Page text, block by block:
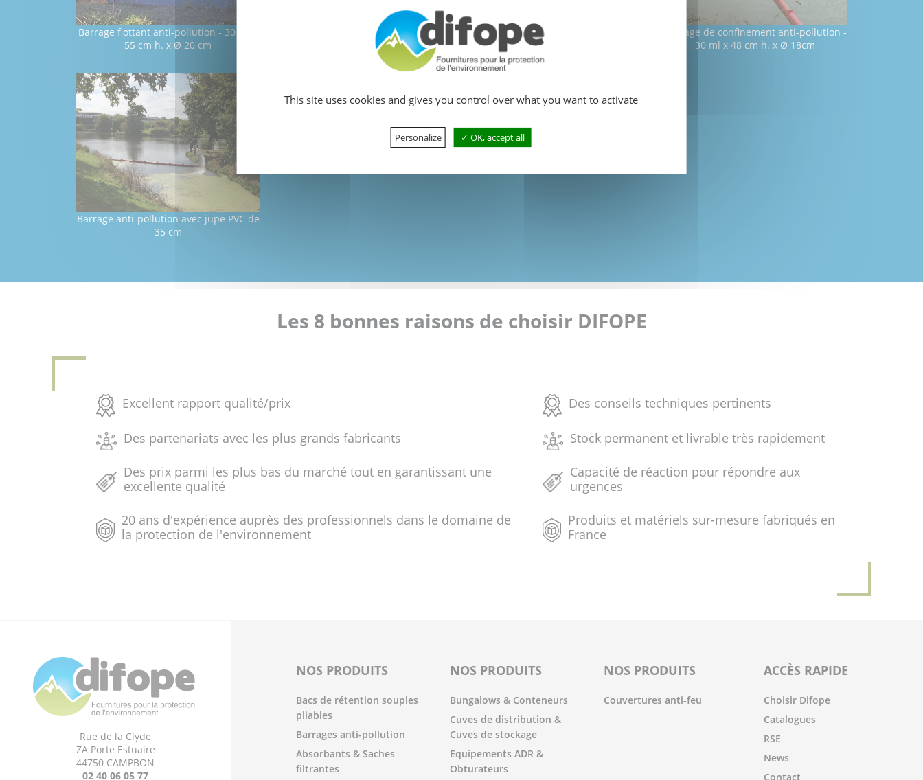
Barrage flottant anti-pollution - 30 ml x
55 cm h. x Ø 20 cm
Barrage de confinement anti-pollution -
15 ml x 48 cm h. x Ø 18cm
Ance de fixation pour le barrage flottant
anti-pollution BARC 3045R
Barrage de confinement anti-pollution -
30 ml x 48 cm h. x Ø 18cm
Barrage anti-pollution avec jupe PVC de
35 cm
Les 8 bonnes raisons de choisir DIFOPE
Excellent rapport qualité/prix
Des partenariats avec les plus grands fabricants
Des prix parmi les plus bas du marché tout en garantissant une
excellente qualité
20 ans d'expérience auprès des professionnels dans le domaine de
la protection de l'environnement
Des conseils techniques pertinents
Stock permanent et livrable très rapidement
Capacité de réaction pour répondre aux
urgences
Produits et matériels sur-mesure fabriqués en
France
Rue de la Clyde
ZA Porte Estuaire
44750 CAMPBON
02 40 06 05 77
NOS PRODUITS
Bacs de rétention souples
pliables
Barrages anti-pollution
Absorbants & Saches
filtrantes
NOS PRODUITS
Bungalows & Conteneurs
Cuves de distribution &
Cuves de stockage
Equipements ADR &
Obturateurs
NOS PRODUITS
Couvertures anti-feu
ACCÈS RAPIDE
Choisir Difope
Catalogues
RSE
News
Contact
This site uses cookies and gives you control over what you want to activate
Personalize OK, accept all